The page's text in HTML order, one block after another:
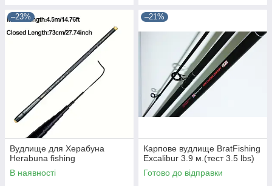
–23%
Вудлище для Херабуна
Herabuna fishing
В наявності
–21%
Карпове вудлище BratFishing
Excalibur 3.9 м.(тест 3.5 lbs)
Готово до відправки